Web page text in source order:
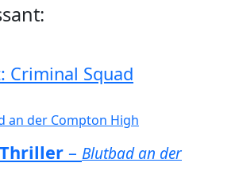
Criminal Squad
Thriller – Blutbad an der